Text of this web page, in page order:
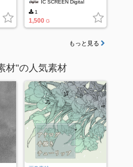
IC SCREEN Digital
1
1,500 G
もっと見る
材"の人気素材